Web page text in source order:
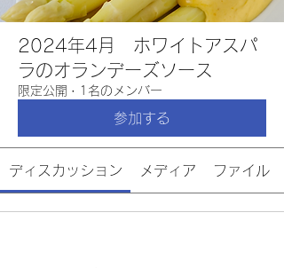
2024年4月 ホワイトアスパ
ラのオランデーズソース
限定公開 · 1名のメンバー
参加する
ディスカッション メディア ファイル